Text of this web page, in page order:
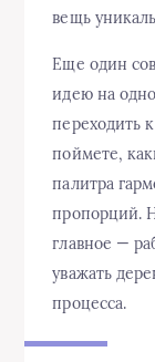
вещь
Еще один
идею на
переходить
поймете,
палитра
пропорций.
главное —
уважать
процесса.